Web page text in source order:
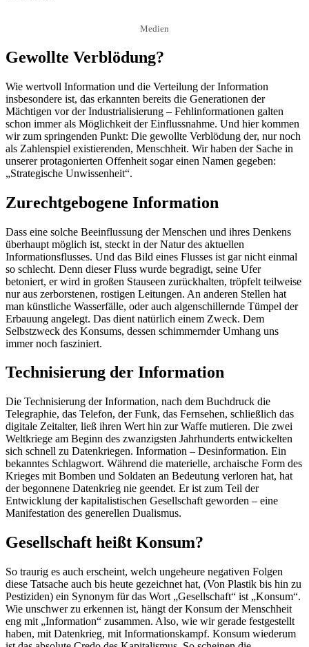
Medien
Gewollte Verblödung?
Wie wertvoll Information und die Verteilung der Information
insbesondere ist, das erkannten bereits die Generationen der
Mächtigen vor der Industrialisierung – Fehlinformationen galten
schon immer als Möglichkeit der Einflussnahme. Und hier kommen
wir zum springenden Punkt: Die gewollte Verblödung der, nur noch
als Zahlenspiel existierenden, Menschheit. Wir haben der Sache in
unserer protagonierten Offenheit sogar einen Namen gegeben:
„Strategische Unwissenheit“.
Zurechtgebogene Information
Dass eine solche Beeinflussung der Menschen und ihres Denkens
überhaupt möglich ist, steckt in der Natur des aktuellen
Informationsflusses. Und das Bild eines Flusses ist gar nicht einmal
so schlecht. Denn dieser Fluss wurde begradigt, seine Ufer
betoniert, er wird in großen Stauseen zurückhalten, tröpfelt teilweise
nur aus zerborstenen, rostigen Leitungen. An anderen Stellen hat
man künstliche Wasserfälle, oder auch algenschillernde Tümpel der
Erbauung angelegt. Das dient natürlich einem Zweck. Dem
Selbstzweck des Konsums, dessen schimmernder Umhang uns
immer noch fasziniert.
Technisierung der Information
Die Technisierung der Information, nach dem Buchdruck die
Telegraphie, das Telefon, der Funk, das Fernsehen, schließlich das
digitale Zeitalter, ließ ihren Wert hin zur Waffe mutieren. Die zwei
Weltkriege am Beginn des zwanzigsten Jahrhunderts entwickelten
sich schnell zu Datenkriegen. Information – Desinformation. Ein
bekanntes Schlagwort. Während die materielle, archaische Form des
Krieges mit Bomben und Soldaten an Bedeutung verloren hat, hat
der begonnene Datenkrieg nie geendet. Er ist zum Teil der
Entwicklung der kapitalistischen Gesellschaft geworden – eine
Manifestation des generellen Dualismus.
Gesellschaft heißt Konsum?
So traurig es auch erscheint, welch ungeheure negativen Folgen
diese Tatsache auch bis heute gezeichnet hat, (Von Plastik bis hin zu
Pestiziden) ein Synonym für das Wort „Gesellschaft“ ist „Konsum“.
Wie unschwer zu erkennen ist, hängt der Konsum der Menschheit
eng mit „Information“ zusammen. Also, wie wir gerade festgestellt
haben, mit Datenkrieg, mit Informationskampf. Konsum wiederum